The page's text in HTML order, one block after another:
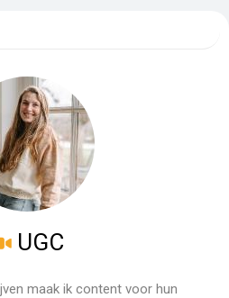
UGC
maak ik content voor hun